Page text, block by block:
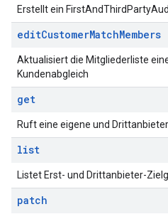
Erstellt ein
editCustomerMatchMembers
Aktualisiert die Mitgliederliste
Kundenabgleich
get
Ruft eine eigene und
list
Listet Erst- und Drittanbieter-
patch